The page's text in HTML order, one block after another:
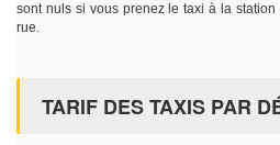
sont nuls si vous prenez le taxi à la
rue.
TARIF DES TAXIS PAR